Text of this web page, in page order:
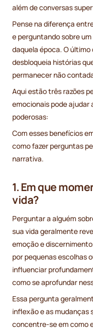
além de conversas
Pense na diferença
e perguntando sobre
daquela época. O
desbloqueia histórias
permanecer não
Aqui estão três razões
emocionais pode ajudar
poderosas:
Com esses benefícios
como fazer perguntas
narrativa.
1. Em que
vida?
Perguntar a alguém
sua vida geralmente
emoção e
por pequenas escolhas
influenciar
como se aprofundar
Essa pergunta
inflexão e as mudanças
concentre-se em como